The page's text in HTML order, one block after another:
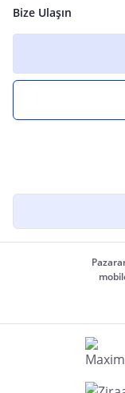
Bize Ulaşın